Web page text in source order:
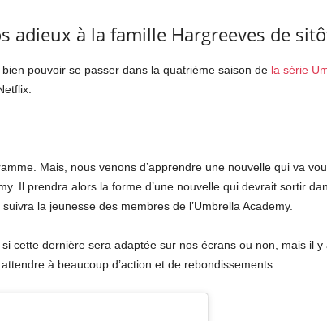
adieux à la famille Hargreeves de
pouvoir se passer dans la quatrième saison de la série
Mais, nous venons d’apprendre une nouvelle qui va
Il prendra alors la forme d’une nouvelle qui devrait sortir
la jeunesse des membres de l’Umbrella Academy.
cette dernière sera adaptée sur nos écrans ou non, mais il
à beaucoup d’action et de rebondissements.